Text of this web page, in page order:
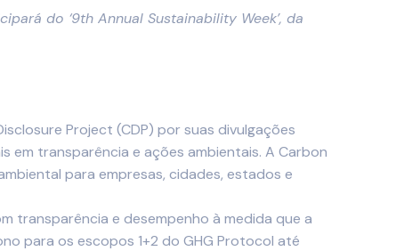
do ‘9th Annual Sustainability Week’, da
Project (CDP) por suas divulgações
em transparência e ações ambientais. A Carbon
para empresas, cidades, estados e
transparência e desempenho à medida que a
para os escopos 1+2 do GHG Protocol até